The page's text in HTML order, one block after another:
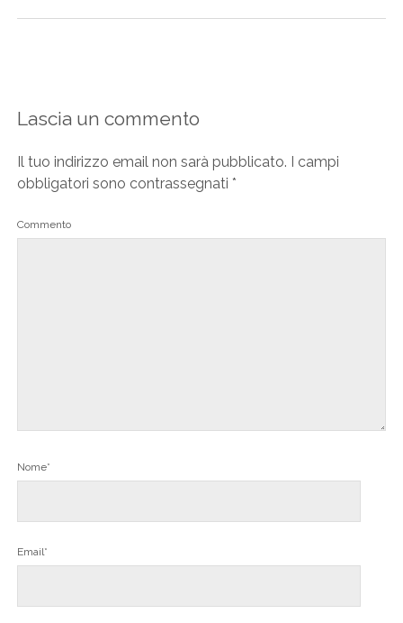
Lascia un commento
Il tuo indirizzo email non sarà pubblicato. I campi
obbligatori sono contrassegnati *
Commento
Nome*
Email*